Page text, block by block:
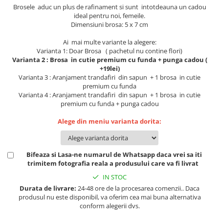
Lenjerii de pat pentru copii
Pijamale de CRACIUN
Pijamale de dama
Pijamale
Halate si pijamale Family
Seturi elegante femei
Umbrele
Pijamale BIG SIZE femei
Cadouri ocazii speciale
Brosele aduc un plus de rafinament si sunt intotdeauna un cadou
ideal pentru noi, femeile.
Dimensiuni brosa: 5 x 7 cm
Ai mai multe variante la alegere:
Varianta 1: Doar Brosa ( pachetul nu contine flori)
Varianta 2 : Brosa in cutie premium cu funda + punga cadou (
+19lei)
Varianta 3 : Aranjament trandafiri din sapun + 1 brosa in cutie
premium cu funda
Varianta 4 : Aranjament trandafiri din sapun + 1 brosa in cutie
premium cu funda + punga cadou
Alege din meniu varianta dorita:
Bifeaza si Lasa-ne numarul de Whatsapp daca vrei sa iti
trimitem fotografia reala a produsului care va fi livrat
IN STOC
Durata de livrare: 24-48 ore de la procesarea comenzii.. Daca
produsul nu este disponibil, va oferim cea mai buna alternativa
conform alegerii dvs.